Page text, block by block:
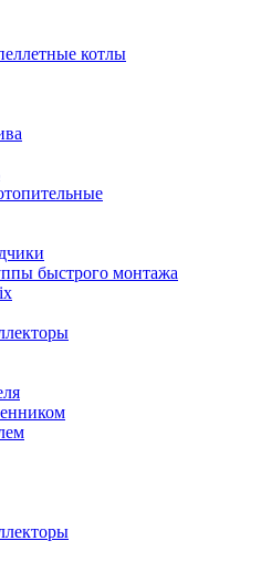
котлы
быстрого монтажа